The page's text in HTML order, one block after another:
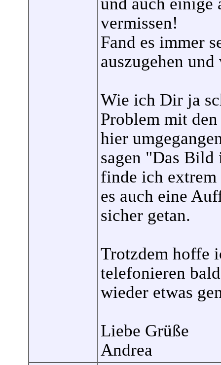
vermissen!
Fand es immer
auszugehen
Wie ich Dir ja
Problem mit
hier
sagen "Das
finde ich
es auch eine
sicher getan.
Trotzdem hoffe
telefonieren
wieder etwas
Liebe Grüße
Andrea